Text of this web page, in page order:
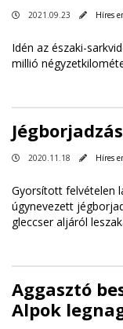
2021.09.23 Híres
Idén az északi-
millió
2020.11.18 Híres
Gyorsított felvételen
úgynevezett
gleccser aljáról
Aggasztó
Alpok